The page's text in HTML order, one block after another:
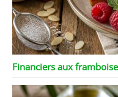
Financiers aux